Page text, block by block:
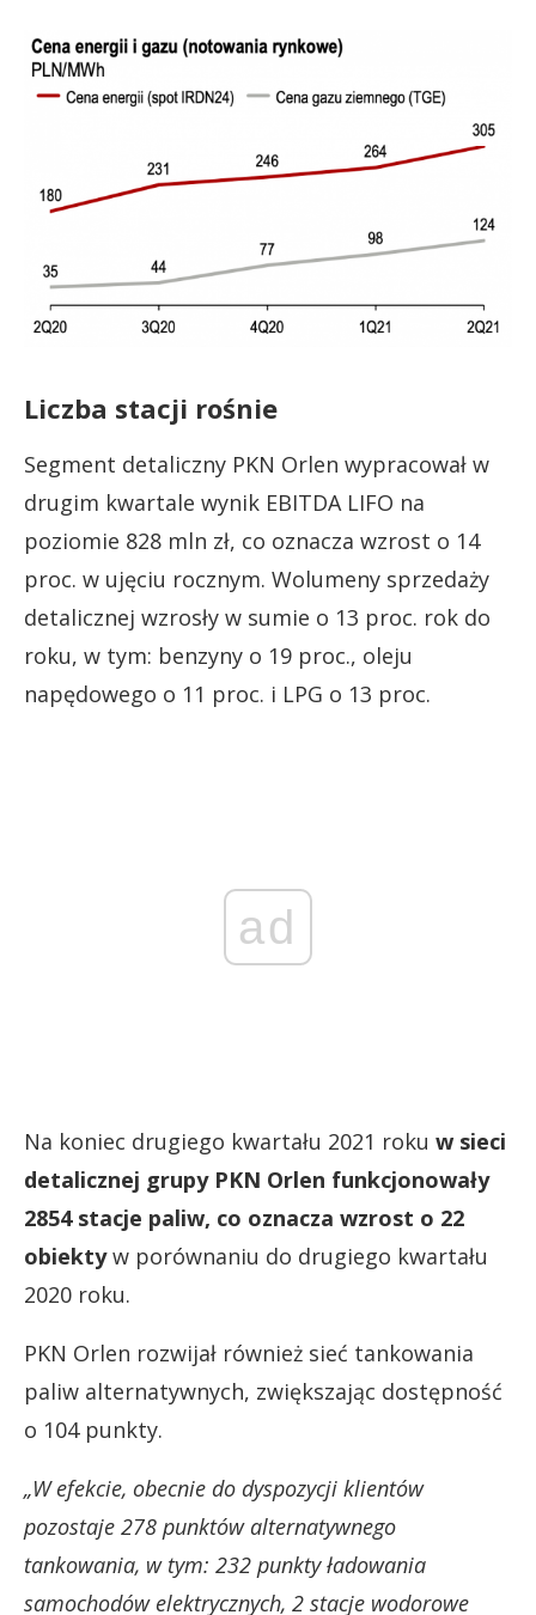
Liczba stacji rośnie
Segment detaliczny PKN Orlen wypracował w
drugim kwartale wynik EBITDA LIFO na
poziomie 828 mln zł, co oznacza wzrost o 14
proc. w ujęciu rocznym. Wolumeny sprzedaży
detalicznej wzrosły w sumie o 13 proc. rok do
roku, w tym: benzyny o 19 proc., oleju
napędowego o 11 proc. i LPG o 13 proc.
ad
Na koniec drugiego kwartału 2021 roku w sieci
detalicznej grupy PKN Orlen funkcjonowały
2854 stacje paliw, co oznacza wzrost o 22
obiektyw porównaniu do drugiego kwartału
2020 roku.
PKN Orlen rozwijał również sieć tankowania
paliw alternatywnych, zwiększając dostępność
o 104 punkty.
„W efekcie, obecnie do dyspozycji klientów
pozostaje 278 punktów alternatywnego
tankowania, w tym: 232 punkty ładowania
samochodów elektrycznych, 2 stacje wodorowe